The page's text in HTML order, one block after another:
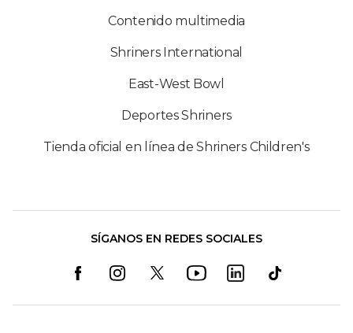
Contenido multimedia
Shriners International
East-West Bowl
Deportes Shriners
Tienda oficial en línea de Shriners Children's
SÍGANOS EN REDES SOCIALES